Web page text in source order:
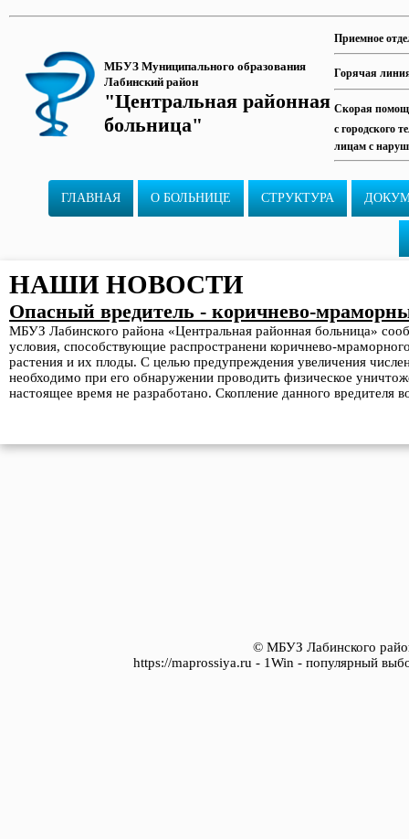
МБУЗ Муниципального образования
Лабинский район
"Центральная районная
больница"
Приемное
Горячая
Скорая
с городского
лицам с
ГЛАВНАЯ О БОЛЬНИЦЕ СТРУКТУРА
НАШИ НОВОСТИ
Опасный вредитель - коричнево-
МБУЗ Лабинского района «Центральная районная больница»
условия, способствующие распространени коричнево-
растения и их плоды. С целью предупреждения увеличения
необходимо при его обнаружении проводить физическое
настоящее время не разработано. Скопление данного
© МБУЗ Лабинского
https://maprossiya.ru - 1Win - популярный